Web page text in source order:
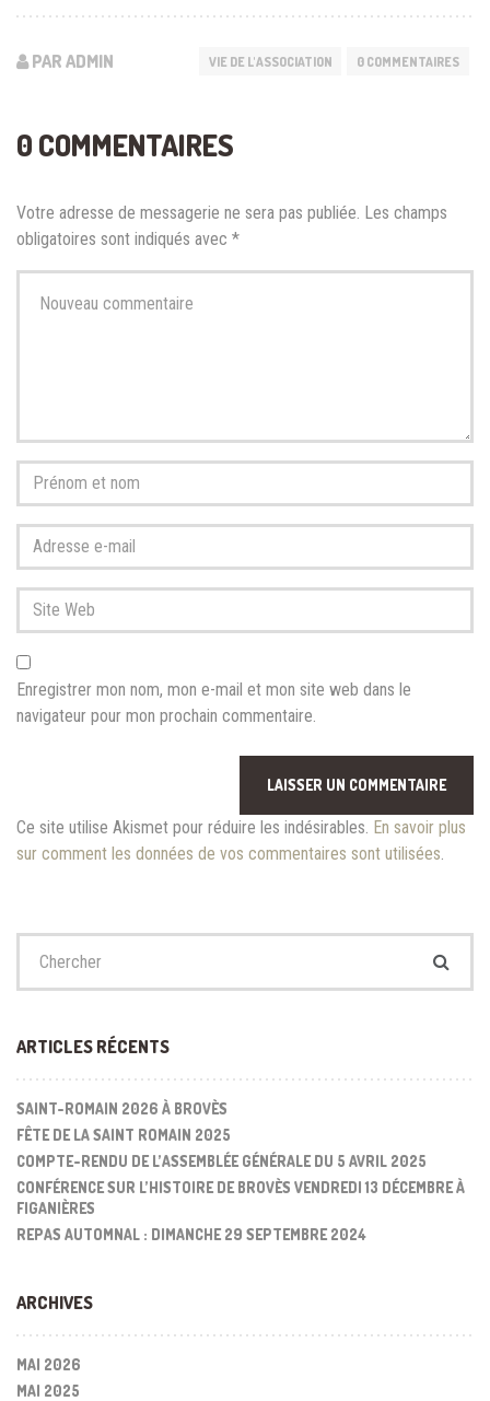
PAR ADMIN VIE DE L'ASSOCIATION 0 COMMENTAIRES
0 COMMENTAIRES
Votre adresse de messagerie ne sera pas publiée. Les champs
obligatoires sont indiqués avec *
commentaire*
Prénom
et
nom*
Adresse
e-
mail
Site
Web
Enregistrer mon nom, mon e-mail et mon site web dans le
navigateur pour mon prochain commentaire.
Ce site utilise Akismet pour réduire les indésirables. En savoir plus
sur comment les données de vos commentaires sont utilisées
ARTICLES RÉCENTS
SAINT-ROMAIN 2026 À BROVÈS
FÊTE DE LA SAINT ROMAIN 2025
COMPTE-RENDU DE L’ASSEMBLÉE GÉNÉRALE DU 5 AVRIL 2025
CONFÉRENCE SUR L’HISTOIRE DE BROVÈS VENDREDI 13 DÉCEMBRE À
FIGANIÈRES
REPAS AUTOMNAL : DIMANCHE 29 SEPTEMBRE 2024
ARCHIVES
MAI 2026
MAI 2025